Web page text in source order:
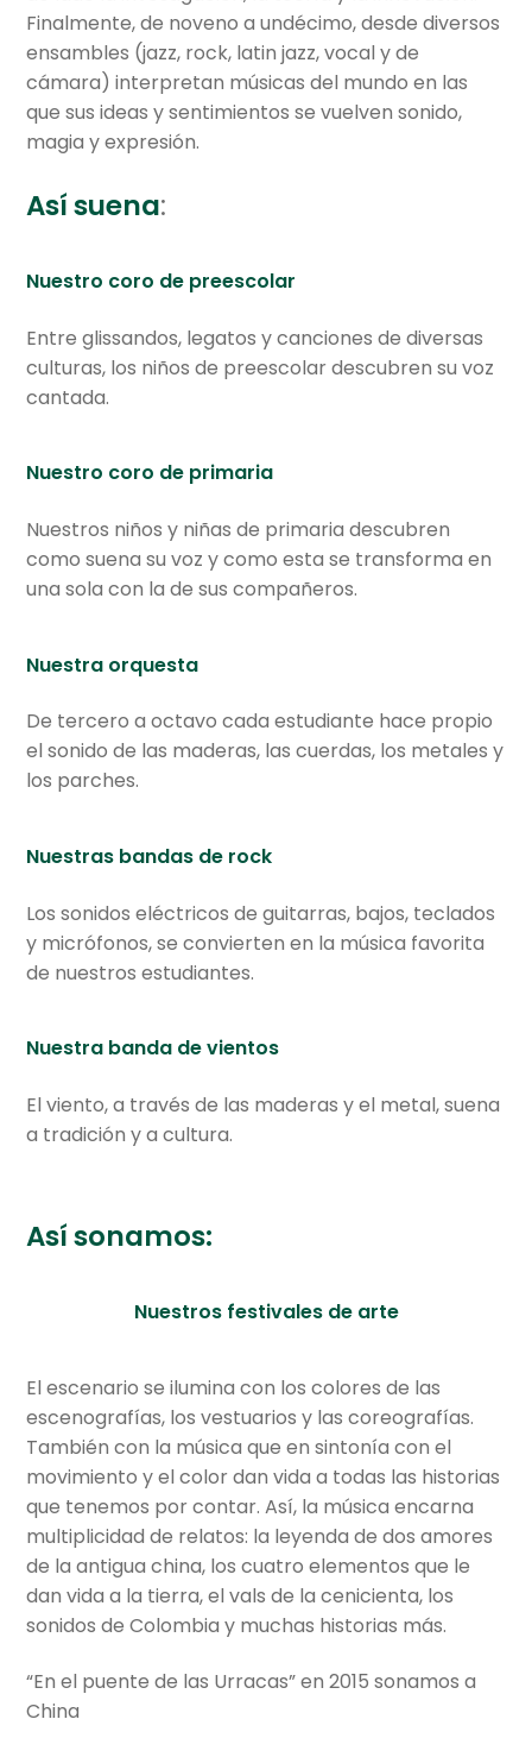
Apoyo escolar
Extracurriculares en el Gimnasio Vermont
Actualidad
menú
hijo
Comunidad GV
el
Centro cultural
Planetario y Observatorio
Accesos Rápidos
el
Finalmente, de noveno a undécimo, desde diversos
ensambles (jazz, rock, latin jazz, vocal y de
cámara) interpretan músicas del mundo en las
que sus ideas y sentimientos se vuelven sonido,
magia y expresión.
Así suena:
Nuestro coro de preescolar
Entre glissandos, legatos y canciones de diversas
culturas, los niños de preescolar descubren su voz
cantada.
Nuestro coro de primaria
Nuestros niños y niñas de primaria descubren
como suena su voz y como esta se transforma en
una sola con la de sus compañeros.
Nuestra orquesta
De tercero a octavo cada estudiante hace propio
el sonido de las maderas, las cuerdas, los metales y
los parches.
Nuestras bandas de rock
Los sonidos eléctricos de guitarras, bajos, teclados
y micrófonos, se convierten en la música favorita
de nuestros estudiantes.
Nuestra banda de vientos
El viento, a través de las maderas y el metal, suena
a tradición y a cultura.
Así sonamos:
Nuestros festivales de arte
El escenario se ilumina con los colores de las
escenografías, los vestuarios y las coreografías.
También con la música que en sintonía con el
movimiento y el color dan vida a todas las historias
que tenemos por contar. Así, la música encarna
multiplicidad de relatos: la leyenda de dos amores
de la antigua china, los cuatro elementos que le
dan vida a la tierra, el vals de la cenicienta, los
sonidos de Colombia y muchas historias más.
“En el puente de las Urracas” en 2015 sonamos a
China